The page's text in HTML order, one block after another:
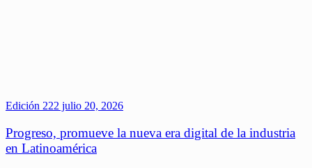
Edición 222 julio 20, 2026
Progreso, promueve la nueva era digital de la industria
en Latinoamérica